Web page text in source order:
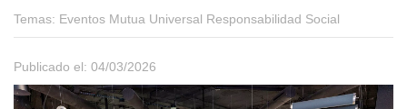
Temas: Eventos Mutua Universal Responsabilidad Social
Publicado el: 04/03/2026